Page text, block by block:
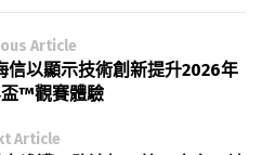
Article
信以顯示技術創新提升2026年
盃™觀賽體驗
Article